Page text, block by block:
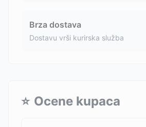
Brza dostava
Dostavu vrši kurirska služba
⭐ Ocene kupaca